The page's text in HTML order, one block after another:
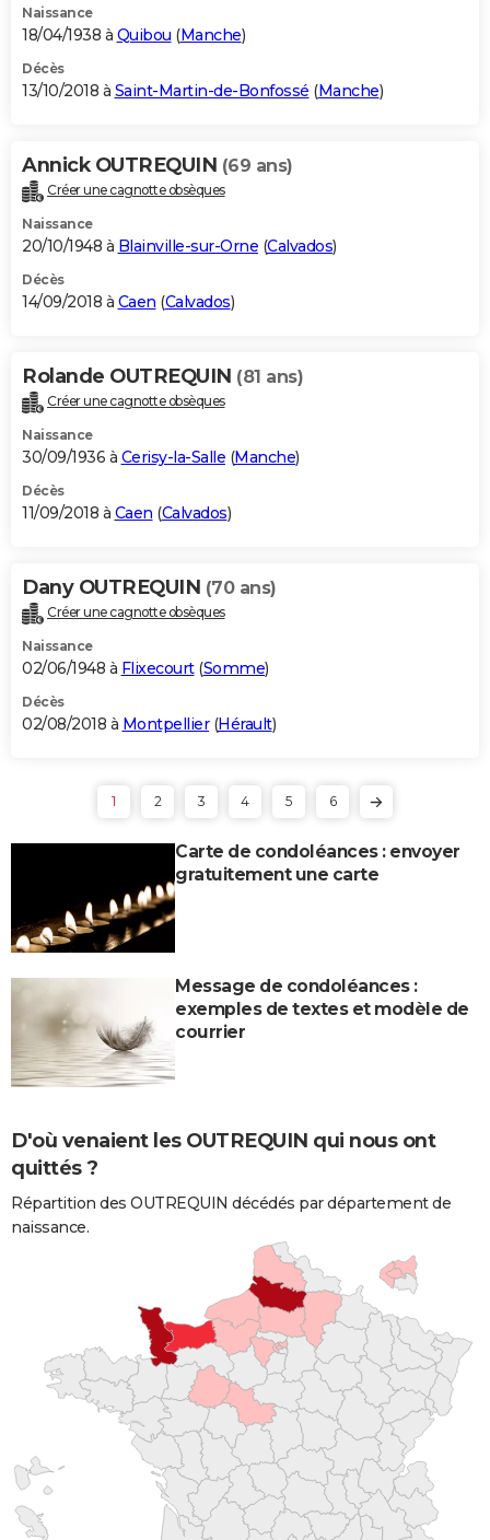
Naissance
18/04/1938 à Quibou (Manche)
Décès
13/10/2018 à Saint-Martin-de-Bonfossé (Manche)
Annick OUTREQUIN (69 ans)
Créer une cagnotte obsèques
Naissance
20/10/1948 à Blainville-sur-Orne (Calvados)
Décès
14/09/2018 à Caen (Calvados)
Rolande OUTREQUIN (81 ans)
Créer une cagnotte obsèques
Naissance
30/09/1936 à Cerisy-la-Salle (Manche)
Décès
11/09/2018 à Caen (Calvados)
Dany OUTREQUIN (70 ans)
Créer une cagnotte obsèques
Naissance
02/06/1948 à Flixecourt(Somme)
Décès
02/08/2018 à Montpellier(Hérault)
1 2 3 4 5 6
Carte de condoléances : envoyer
gratuitement une carte
Message de condoléances :
exemples de textes et modèle de
courrier
D'où venaient les OUTREQUIN qui nous ont
quittés ?
Répartition des OUTREQUIN décédés par département de
naissance.